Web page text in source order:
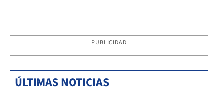
PUBLICIDAD
ÚLTIMAS NOTICIAS